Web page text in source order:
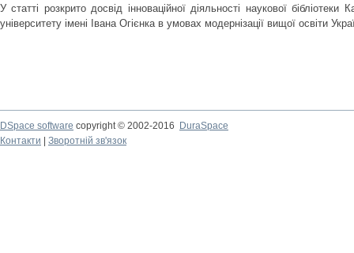
У статті розкрито досвід інноваційної діяльності наукової бібліотеки
університету імені Івана Огієнка в умовах модернізації вищої освіти
DSpace software copyright © 2002-2016
DuraSpace
Контакти
Зворотній зв'язок